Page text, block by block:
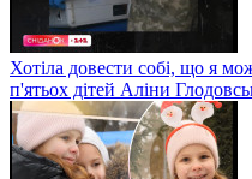
Хотіла довести собі, що я
п'ятьох дітей Аліни